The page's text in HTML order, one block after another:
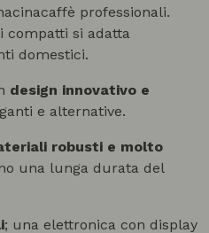
professionali.
compatti si adatta
domestici.
design innovativo e
e alternative.
robusti e molto
una lunga durata del
; una elettronica con display